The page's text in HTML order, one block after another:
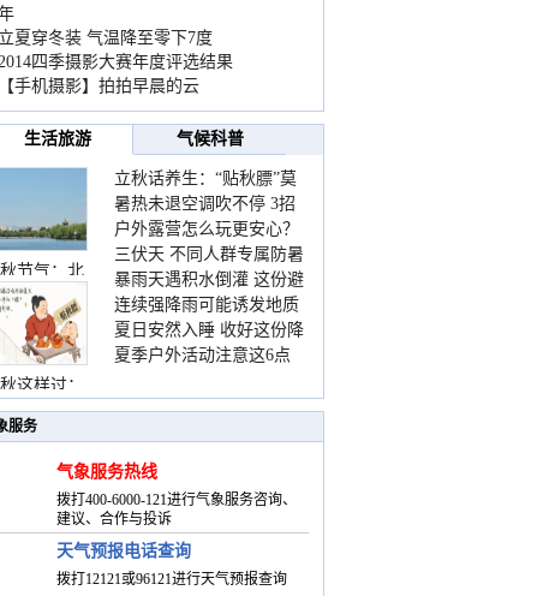
立夏穿冬装 气温降至零下7度
四季摄影大赛年度评选结果
【手机摄影】拍拍早晨的云
生活旅游 气候科普
节气：北
这样过：
立秋话养生：“贴秋膘”莫
着急 先清暑再防燥
暑热未退空调吹不停 3招
护住肩颈不酸痛
户外露营怎么玩更安心？
这份攻略请收好
三伏天 不同人群专属防暑
要点请收好
暴雨天遇积水倒灌 这份避
险提示请收好
连续强降雨可能诱发地质
灾害 这些前兆要知道
夏日安然入睡 收好这份降
温小贴士
夏季户外活动注意这6点
服务
气象服务热线
拨打400-6000-121进行气象服务咨询、
建议、合作与投诉
天气预报电话查询
拨打12121或96121进行天气预报查询